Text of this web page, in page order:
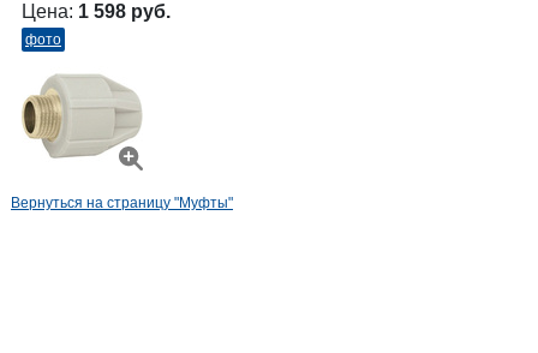
Цена: 1 598 руб.
фото
Вернуться на страницу "Муфты"